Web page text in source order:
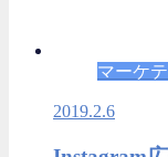
マーケ
2019.2.6